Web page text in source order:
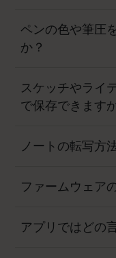
ペンの色や筆圧
か？
スケッチやライ
で保存できます
ノートの転写方
ファームウェア
アプリではどの